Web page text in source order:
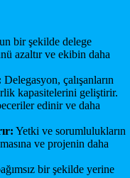
bir şekilde delege
azaltır ve ekibin daha
Delegasyon, çalışanların
kapasitelerini geliştirir.
edinir ve daha
Yetki ve sorumlulukların
ve projenin daha
bir şekilde yerine